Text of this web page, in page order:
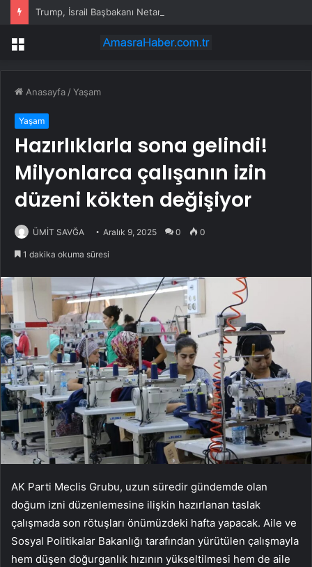
Menü
Anasayfa /Yaşam
Yaşam
Hazırlıklarla sona gelindi!
Milyonlarca çalışanın izin
düzeni kökten değişiyor
ÜMİT SAVĞA Aralık 9, 2025 0 0
1 dakika okuma süresi
AK Parti Meclis Grubu, uzun süredir gündemde olan
doğum izni düzenlemesine ilişkin hazırlanan taslak
çalışmada son rötuşları önümüzdeki hafta yapacak. Aile ve
Sosyal Politikalar Bakanlığı tarafından yürütülen çalışmayla
hem düşen doğurganlık hızının yükseltilmesi hem de aile